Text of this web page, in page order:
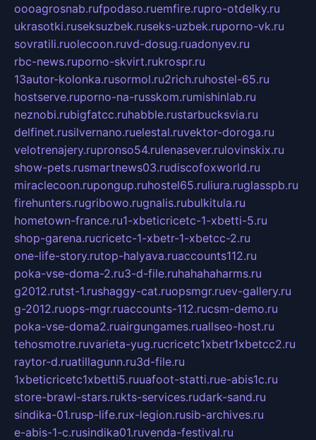
oooagrosnab.rufpodaso.ruemfire.rupro-otdelky.ru
ukrasotki.ruseksuzbek.ruseks-uzbek.ruporno-vk.ru
sovratili.ruolecoon.ruvd-dosug.ruadonyev.ru
rbc-news.ruporno-skvirt.rukrospr.ru
13autor-kolonka.rusormol.ru2rich.ruhostel-65.ru
hostserve.ruporno-na-russkom.rumishinlab.ru
neznobi.rubigfatcc.ruhabble.rustarbucksvia.ru
delfinet.rusilvernano.ruelestal.ruvektor-doroga.ru
velotrenajery.rupronso54.rulenasever.rulovinskix.ru
show-pets.rusmartnews03.rudiscofoxworld.ru
miraclecoon.rupongup.ruhostel65.ruliura.ruglasspb.ru
firehunters.rugribowo.rugnalis.rubulkitula.ru
hometown-france.ru1-xbeticricetc-1-xbetti-5.ru
shop-garena.rucricetc-1-xbetr-1-xbetcc-2.ru
one-life-story.rutop-halyava.ruaccounts112.ru
poka-vse-doma-2.ru3-d-file.ruhahahaharms.ru
g2012.rutst-1.rushaggy-cat.ruopsmgr.ruev-gallery.ru
g-2012.ruops-mgr.ruaccounts-112.rucsm-demo.ru
poka-vse-doma2.ruairgungames.ruallseo-host.ru
tehosmotre.ruvarieta-yug.rucricetc1xbetr1xbetcc2.ru
raytor-d.ruatillagunn.ru3d-file.ru
1xbeticricetc1xbetti5.ruuafoot-statti.rue-abis1c.ru
store-brawl-stars.rukts-services.rudark-sand.ru
sindika-01.rusp-life.rux-legion.rusib-archives.ru
e-abis-1-c.rusindika01.ruvenda-festival.ru